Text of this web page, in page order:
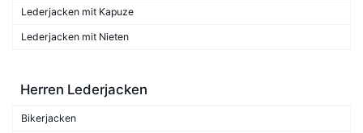
Lederjacken mit Kapuze
Lederjacken mit Nieten
Herren Lederjacken
Bikerjacken